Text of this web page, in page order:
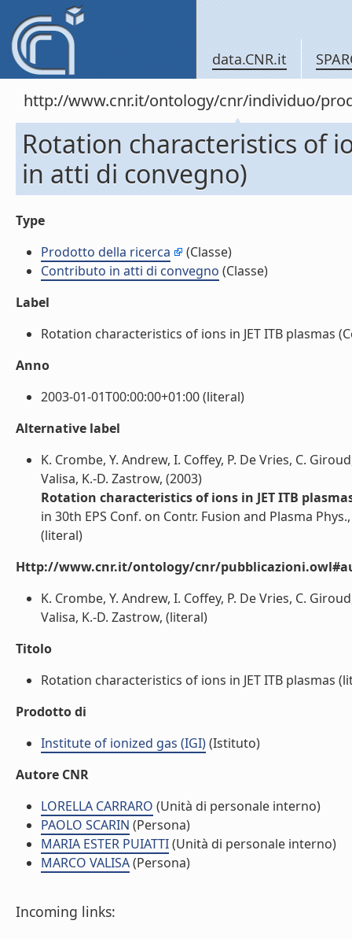
data.CNR.it
http://www.cnr.it/ontology/cnr/individuo/
Rotation characteristics of
in atti di convegno)
Type
Prodotto della ricerca
(Classe)
Contributo in atti di convegno (Classe)
Label
Rotation characteristics of ions in JET ITB plasmas
Anno
2003-01-01T00:00:00+01:00 (literal)
Alternative label
K. Crombe, Y. Andrew, I. Coffey, P. De Vries, C.
Valisa, K.-D. Zastrow, (2003)
Rotation characteristics of ions in JET ITB
in 30th EPS Conf. on Contr. Fusion and Plasma
(literal)
Http://www.cnr.it/ontology/cnr/
K. Crombe, Y. Andrew, I. Coffey, P. De Vries, C.
Valisa, K.-D. Zastrow, (literal)
Titolo
Rotation characteristics of ions in JET ITB plasmas
Prodotto di
Institute of ionized gas (IGI)(Istituto)
Autore CNR
LORELLA CARRARO (Unità di personale interno)
PAOLO SCARIN (Persona)
MARIA ESTER PUIATTI(Unità di personale interno)
MARCO VALISA(Persona)
Incoming links: